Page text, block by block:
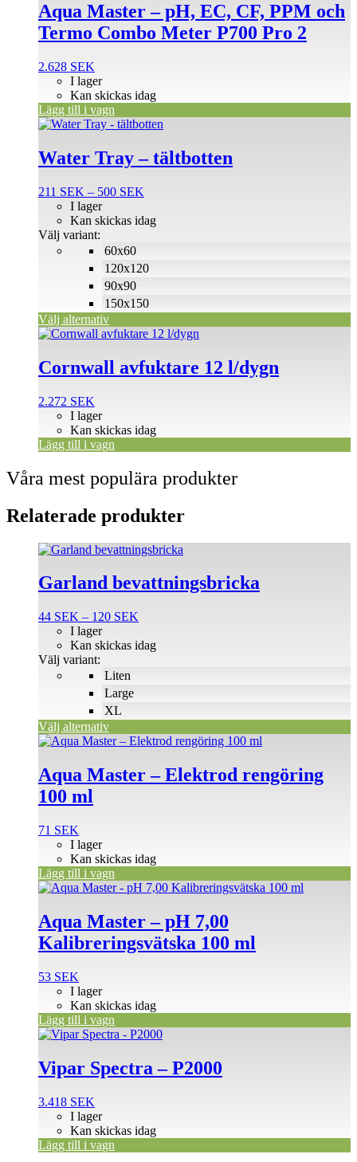
Aqua Master – pH, EC, CF, PPM och
Termo Combo Meter P700 Pro 2
2.628 SEK
I lager
Kan skickas idag
Lägg till i vagn
Water Tray – tältbotten
211 SEK – 500 SEK
till
60x60
120x120
90x90
150x150
I lager
Kan skickas idag
Välj variant:
Välj alternativ
Den
produkten
har
varianter.
olika
alternativen
Cornwall avfuktare 12 l/dygn
2.272 SEK
I lager
Kan skickas idag
Lägg till i vagn
Våra mest populära produkter
Relaterade produkter
Garland bevattningsbricka
44 SEK – 120 SEK
till
Liten
Large
XL
I lager
Kan skickas idag
Välj variant:
Välj alternativ
Den
produkten
har
varianter.
olika
alternativen
produktsidan
Aqua Master – Elektrod rengöring
100 ml
71 SEK
I lager
Kan skickas idag
Lägg till i vagn
Aqua Master – pH 7,00
Kalibreringsvätska 100 ml
53 SEK
I lager
Kan skickas idag
Lägg till i vagn
Vipar Spectra – P2000
3.418 SEK
I lager
Kan skickas idag
Lägg till i vagn